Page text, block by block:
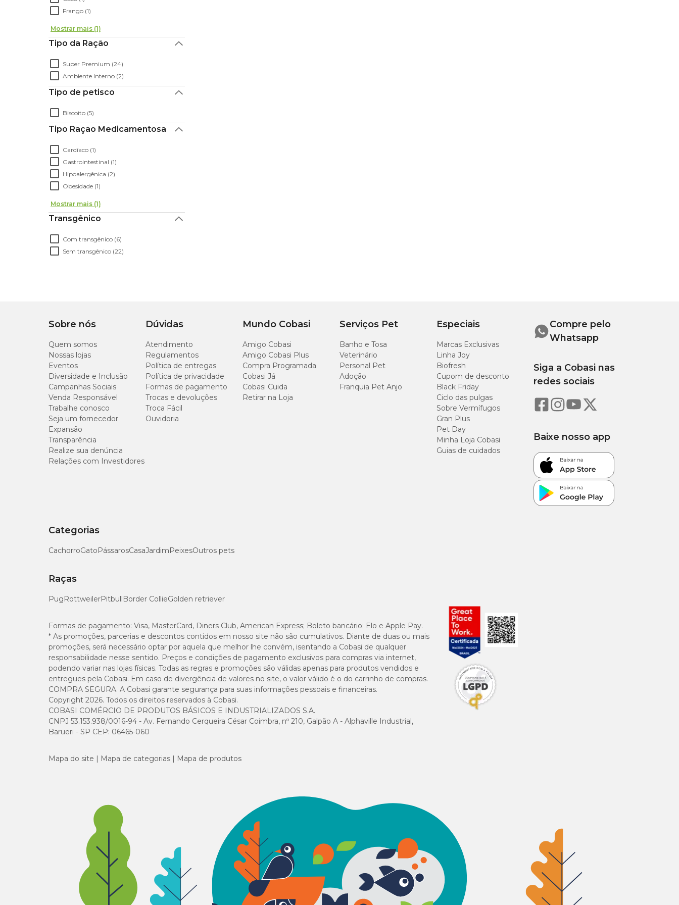
Frango (1)
Mostrar mais (1)
Tipo da Ração
Super Premium (24)
Ambiente Interno (2)
Tipo de petisco
Biscoito (5)
Tipo Ração Medicamentosa
Cardíaco (1)
Gastrointestinal (1)
Hipoalergênica (2)
Obesidade (1)
Mostrar mais (1)
Transgênico
Com transgênico (6)
Sem transgênico (22)
Sobre nós
Quem somos
Nossas lojas
Eventos
Diversidade e Inclusão
Campanhas Sociais
Venda Responsável
Trabalhe conosco
Seja um fornecedor
Expansão
Transparência
Realize sua denúncia
Relações com Investidores
Dúvidas
Atendimento
Regulamentos
Política de entregas
Política de privacidade
Formas de pagamento
Trocas e devoluções
Troca Fácil
Ouvidoria
Mundo Cobasi
Amigo Cobasi
Amigo Cobasi Plus
Compra Programada
Cobasi Já
Cobasi Cuida
Retirar na Loja
Serviços Pet
Banho e Tosa
Veterinário
Personal Pet
Adoção
Franquia Pet Anjo
Especiais
Marcas Exclusivas
Linha Joy
Biofresh
Cupom de desconto
Black Friday
Ciclo das pulgas
Sobre Vermífugos
Gran Plus
Pet Day
Minha Loja Cobasi
Guias de cuidados
Categorias
CachorroGatoPássarosCasaJardimPeixesOutros pets
Raças
PugRottweilerPitbullBorder CollieGolden retriever
Compre pelo
Whatsapp
Siga a Cobasi nas
redes sociais
Baixe nosso app
Formas de pagamento: Visa, MasterCard, Diners Club, American Express; Boleto bancário; Elo e Apple Pay.
* As promoções, parcerias e descontos contidos em nosso site não são cumulativos. Diante de duas ou mais
promoções, será necessário optar por aquela que melhor lhe convém, isentando a Cobasi de qualquer
responsabilidade nesse sentido. Preços e condições de pagamento exclusivos para compras via internet,
podendo variar nas lojas físicas. Todas as regras e promoções são válidas apenas para produtos vendidos e
entregues pela Cobasi. Em caso de divergência de valores no site, o valor válido é o do carrinho de compras.
COMPRA SEGURA. A Cobasi garante segurança para suas informações pessoais e financeiras.
Copyright 2026. Todos os direitos reservados à Cobasi.
COBASI COMÉRCIO DE PRODUTOS BÁSICOS E INDUSTRIALIZADOS S.A.
CNPJ 53.153.938/0016-94 - Av. Fernando Cerqueira César Coimbra, nº 210, Galpão A - Alphaville Industrial,
Barueri - SP CEP: 06465-060
Mapa do site Mapa de categorias Mapa de produtos